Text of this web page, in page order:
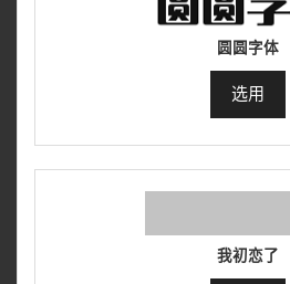
圆圆字体
选用
我初恋了